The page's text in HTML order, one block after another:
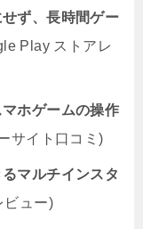
せず、長時間ゲー
Play ストアレ
マホゲームの操作
サイト口コミ)
マルチインスタ
ビュー)